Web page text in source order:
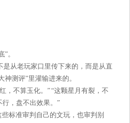
。
是从老玩家口里传下来的，而是从直
神测评”里灌输进来的。
，不算玉化。” “这颗星月有裂，不
行，盘不出效果。”
标准审判自己的文玩，也审判别